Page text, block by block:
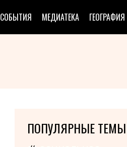
СОБЫТИЯ МЕДИАТЕКА ГЕОГРАФИЯ
ПОПУЛЯРНЫЕ ТЕМЫ